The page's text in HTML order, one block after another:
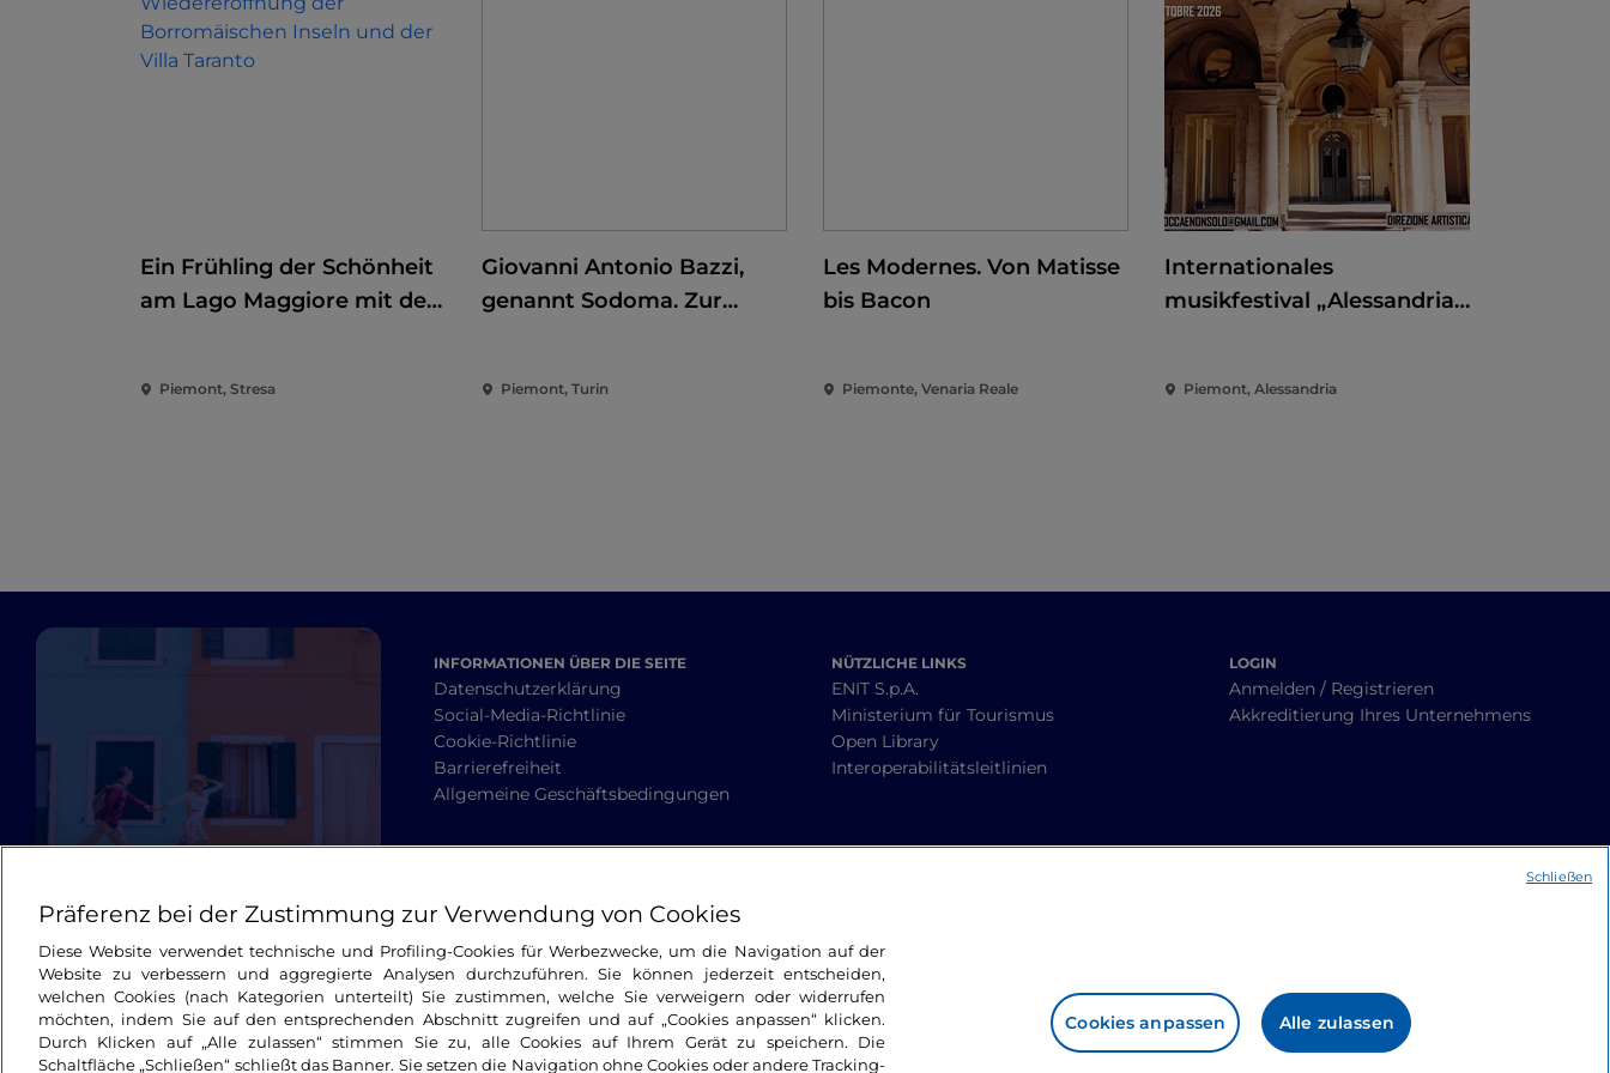
Ein Frühling der Schönheit
am Lago Maggiore mit der
der Villa Taranto
Piemont, Stresa
Giovanni Antonio Bazzi,
genannt Sodoma. Zur
Piemont, Turin
Les Modernes. Von Matisse
bis Bacon
Piemonte, Venaria Reale
Internationales
musikfestival „Alessandria
Piemont, Alessandria
INFORMATIONEN ÜBER DIE SEITE
Datenschutzerklärung
Social-Media-Richtlinie
Cookie-Richtlinie
Barrierefreiheit
Allgemeine Geschäftsbedingungen
NÜTZLICHE LINKS
ENIT S.p.A.
Ministerium für Tourismus
Open Library
Interoperabilitätsleitlinien
LOGIN
Anmelden / Registrieren
Akkreditierung Ihres Unternehmens
Präferenz bei der Zustimmung zur Verwendung von Cookies
Diese Website verwendet technische und Profiling-Cookies für Werbezwecke, um die Navigation auf der
Website zu verbessern und aggregierte Analysen durchzuführen. Sie können jederzeit entscheiden,
welchen Cookies (nach Kategorien unterteilt) Sie zustimmen, welche Sie verweigern oder widerrufen
möchten, indem Sie auf den entsprechenden Abschnitt zugreifen und auf „Cookies anpassen“ klicken.
Durch Klicken auf „Alle zulassen“ stimmen Sie zu, alle Cookies auf Ihrem Gerät zu speichern. Die
Schaltfläche „Schließen“ schließt das Banner. Sie setzen die Navigation ohne Cookies oder andere Tracking-
Cookies anpassen Alle zulassen
Schließen